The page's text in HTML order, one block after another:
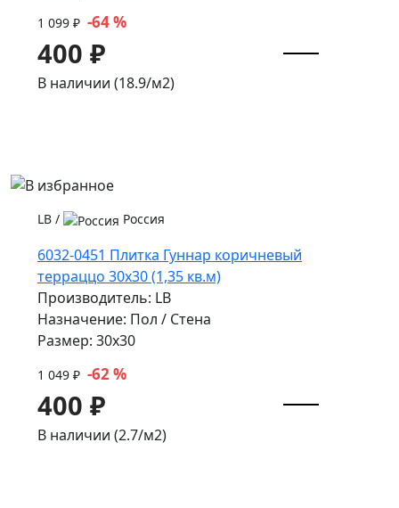
1 099 ₽ -64 %
400 ₽
В наличии (18.9/м2)
LB / Россия
6032-0451 Плитка Гуннар коричневый
терраццо 30х30 (1,35 кв.м)
Производитель: LB
Назначение: Пол / Стена
Размер: 30x30
1 049 ₽ -62 %
400 ₽
В наличии (2.7/м2)